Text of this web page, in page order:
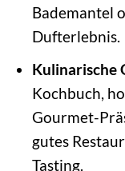
Bademantel
Dufterlebnis.
Kulinarische
Kochbuch,
Gourmet-
gutes
Tasting.